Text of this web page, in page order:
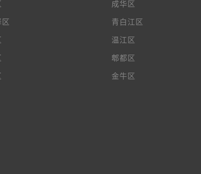
成华区
区 青白江区
温江区
郫都区
金牛区